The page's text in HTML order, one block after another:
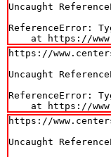
Uncaught
ReferenceError:
at https://
https://
Uncaught
ReferenceError:
at https://
https://
Uncaught